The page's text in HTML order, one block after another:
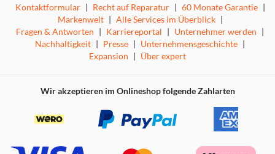
Kontaktformular | Recht auf Reparatur | 60 Monate Garantie |
Markenwelt | Alle Services im Überblick |
Fragen & Antworten | Karriereportal | Unternehmer werden |
Nachhaltigkeit | Presse | Unternehmensgeschichte |
Expansion | Über expert
Wir akzeptieren im Onlineshop folgende Zahlarten